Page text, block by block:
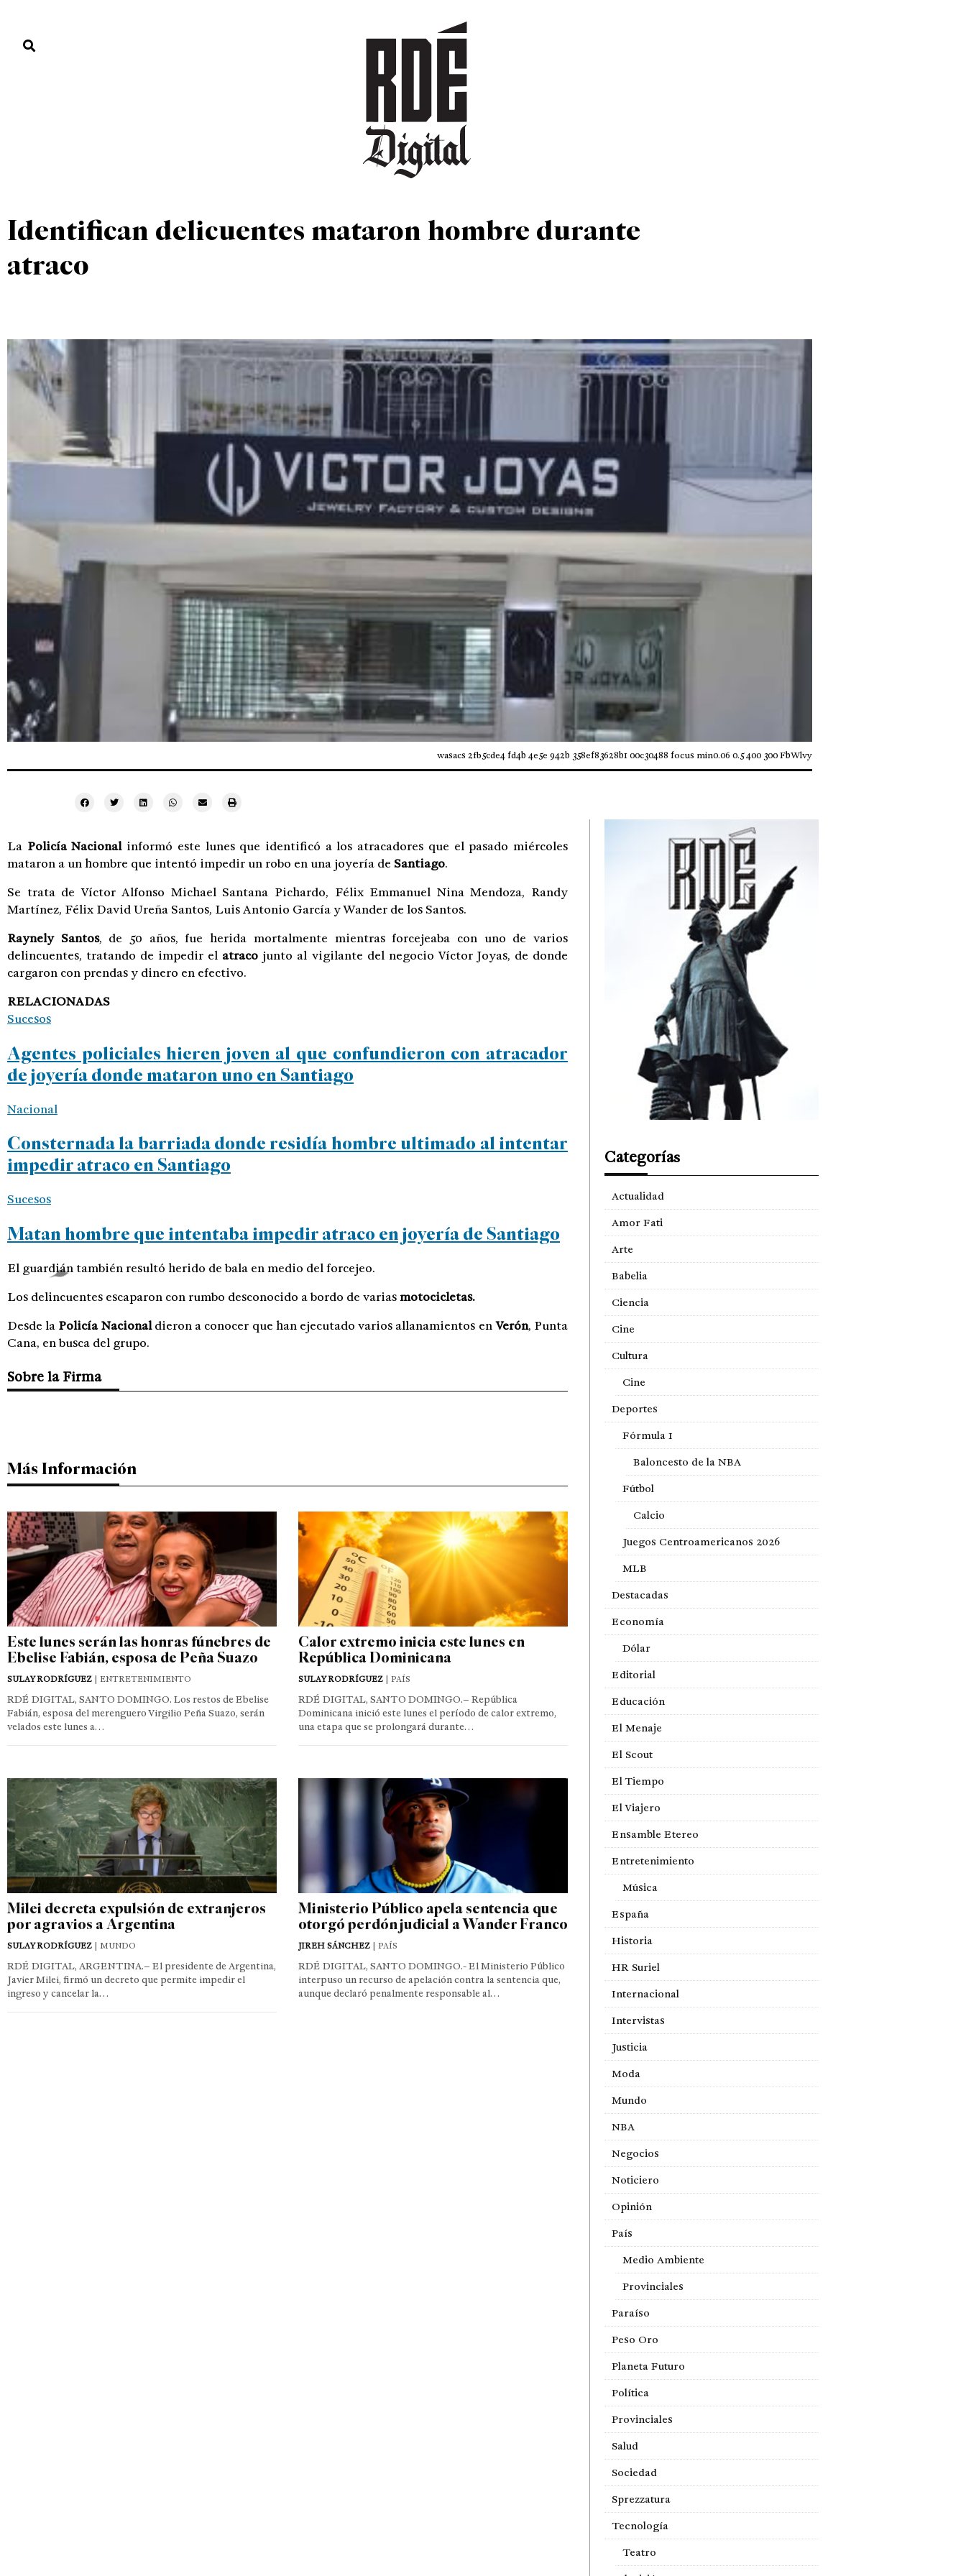
DEPORTES CULTURA ENTRETENIMIENTO
Identifican delicuentes mataron hombre durante
atraco
wasacs 2fb5cde4 fd4b 4e5e 942b 358ef83628b1 00c30488 focus min0.06 0.5 400 300 FbWlvy
La Policía Nacionalinformó este lunes que identificó a los atracadores que el pasado miércoles
mataron a un hombre que intentó impedir un robo en una joyería de Santiago.
Se trata de Víctor Alfonso Michael Santana Pichardo, Félix Emmanuel Nina Mendoza, Randy
Martínez, Félix David Ureña Santos, Luis Antonio García y Wander de los Santos.
Raynely Santos, de 50 años, fue herida mortalmente mientras forcejeaba con uno de varios
delincuentes, tratando de impedir el atraco junto al vigilante del negocio Víctor Joyas, de donde
cargaron con prendas y dinero en efectivo.
RELACIONADAS
Sucesos
Agentes policiales hieren joven al que confundieron con atracador
de joyería donde mataron uno en Santiago
Nacional
Consternada la barriada donde residía hombre ultimado al intentar
impedir atraco en Santiago
Sucesos
Matan hombre que intentaba impedir atraco en joyería de Santiago
El guardián también resultó herido de bala en medio del forcejeo.
Los delincuentes escaparon con rumbo desconocido a bordo de variasmotocicletas.
Desde la Policía Nacionaldieron a conocer que han ejecutado varios allanamientos enVerón, Punta
Cana, en busca del grupo.
Sobre la Firma
Más Información
Este lunes serán las honras fúnebres de
Ebelise Fabián, esposa de Peña Suazo
SULAY RODRÍGUEZ | ENTRETENIMIENTO
RDÉ DIGITAL, SANTO DOMINGO. Los restos de Ebelise
Fabián, esposa del merenguero Virgilio Peña Suazo, serán
velados este lunes a…
Calor extremo inicia este lunes en
República Dominicana
SULAY RODRÍGUEZ| PAÍS
RDÉ DIGITAL, SANTO DOMINGO.– República
Dominicana inició este lunes el período de calor extremo,
una etapa que se prolongará durante…
Milei decreta expulsión de extranjeros
por agravios a Argentina
SULAY RODRÍGUEZ | MUNDO
RDÉ DIGITAL, ARGENTINA.– El presidente de Argentina,
Javier Milei, firmó un decreto que permite impedir el
ingreso y cancelar la…
Ministerio Público apela sentencia que
otorgó perdón judicial a Wander Franco
JIREH SÁNCHEZ| PAÍS
RDÉ DIGITAL, SANTO DOMINGO.- El Ministerio Público
interpuso un recurso de apelación contra la sentencia que,
aunque declaró penalmente responsable al…
Categorías
Actualidad
Amor Fati
Arte
Babelia
Ciencia
Cine
Cultura
Cine
Deportes
Fórmula 1
Baloncesto de la NBA
Fútbol
Calcio
Juegos Centroamericanos 2026
MLB
Destacadas
Economía
Dólar
Editorial
Educación
El Menaje
El Scout
El Tiempo
El Viajero
Ensamble Etereo
Entretenimiento
Música
España
Historia
HR Suriel
Internacional
Intervistas
Justicia
Moda
Mundo
NBA
Negocios
Noticiero
Opinión
País
Medio Ambiente
Provinciales
Paraíso
Peso Oro
Planeta Futuro
Política
Provinciales
Salud
Sociedad
Sprezzatura
Tecnología
Teatro